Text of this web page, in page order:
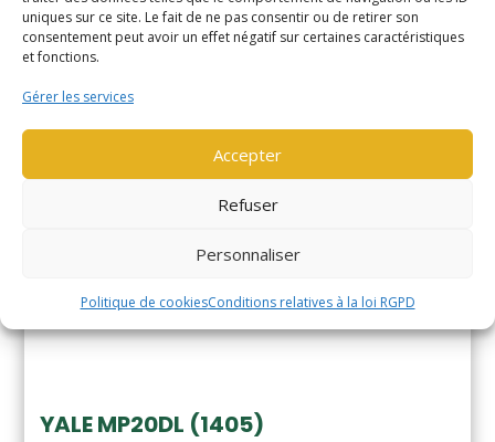
uniques sur ce site. Le fait de ne pas consentir ou de retirer son
consentement peut avoir un effet négatif sur certaines caractéristiques
et fonctions.
Gérer les services
Accepter
Refuser
Personnaliser
Politique de cookiesConditions relatives à la loi RGPD
YALE MS14XIL (2510)
YALE MP20DL (1405)